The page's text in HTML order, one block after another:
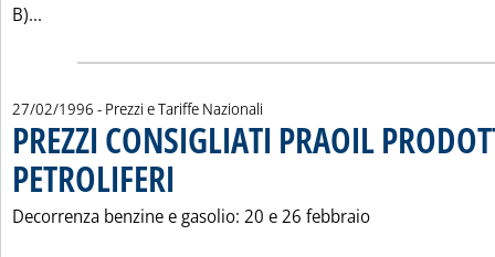
B)...
27/02/1996 - Prezzi e Tariffe Nazionali
PREZZI CONSIGLIATI PRAOIL
PETROLIFERI
Decorrenza benzine e gasolio: 20 e 26 febbraio